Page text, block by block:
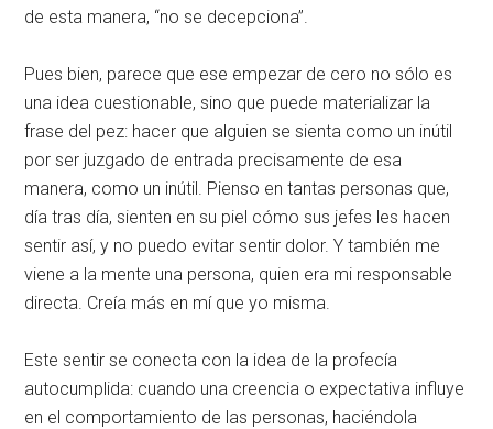
de esta manera, “no se decepciona”.
Pues bien, parece que ese empezar de cero no sólo es
una idea cuestionable, sino que puede materializar la
frase del pez: hacer que alguien se sienta como un inútil
por ser juzgado de entrada precisamente de esa
manera, como un inútil. Pienso en tantas personas que,
día tras día, sienten en su piel cómo sus jefes les hacen
sentir así, y no puedo evitar sentir dolor. Y también me
viene a la mente una persona, quien era mi responsable
directa. Creía más en mí que yo misma.
Este sentir se conecta con la idea de la profecía
autocumplida: cuando una creencia o expectativa influye
en el comportamiento de las personas, haciéndola